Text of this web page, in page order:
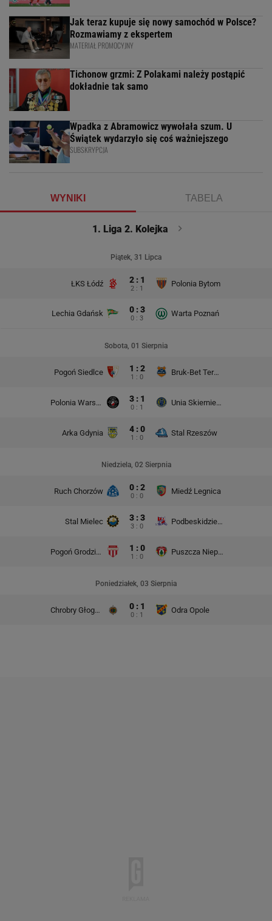
Jak teraz kupuje się nowy samochód w Polsce?
Rozmawiamy z ekspertem
MATERIAŁ PROMOCYJNY
Tichonow grzmi: Z Polakami należy postąpić
dokładnie tak samo
Wpadka z Abramowicz wywołała szum. U
Świątek wydarzyło się coś ważniejszego
SUBSKRYPCJA
WYNIKI TABELA
1. Liga 2. Kolejka
Piątek, 31 Lipca
ŁKS Łódź 2 : 1
2 : 1
Polonia Bytom
Lechia Gdańsk 0 : 3
0 : 3
Warta Poznań
Sobota, 01 Sierpnia
Pogoń Siedlce 1 : 2
1 : 0
Bruk-Bet Termalica Nieciecza
Polonia Warszawa 3 : 1
0 : 1
Unia Skierniewice
Arka Gdynia 4 : 0
1 : 0
Stal Rzeszów
Niedziela, 02 Sierpnia
Ruch Chorzów 0 : 2
0 : 0
Miedź Legnica
Stal Mielec 3 : 3
3 : 0
Podbeskidzie Bielsko-Biała
Pogoń Grodzisk Mazowiecki 1 : 0
1 : 0
Puszcza Niepołomice
Poniedziałek, 03 Sierpnia
Chrobry Głogów 0 : 1
0 : 1
Odra Opole